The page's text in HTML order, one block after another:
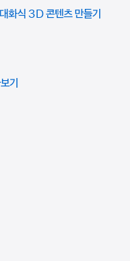
식 3D 콘텐츠 만들기
기